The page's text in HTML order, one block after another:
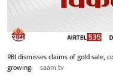
RBI dismisses claims of gold sale,
growing.
saam tv